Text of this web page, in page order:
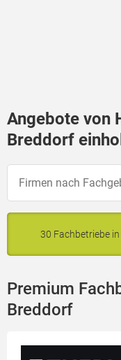
Angebote von
Breddorf
30 Fachbetriebe
Premium
Breddorf